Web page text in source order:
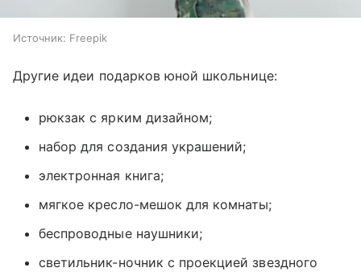
Источник: Freepik
Другие идеи подарков юной школьнице:
рюкзак с ярким дизайном;
набор для создания украшений;
электронная книга;
мягкое кресло-мешок для комнаты;
беспроводные наушники;
светильник-ночник с проекцией звездного